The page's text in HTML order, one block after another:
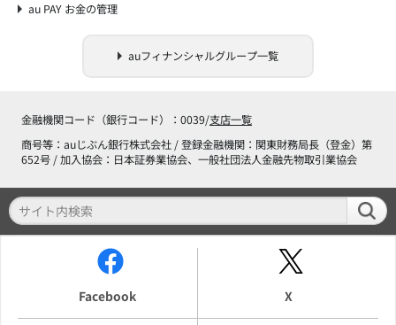
au PAY お金の管理
auフィナンシャルグループ一覧
金融機関コード（銀行コード）：0039/支店一覧
商号等：auじぶん銀行株式会社 / 登録金融機関：関東財務局長（登金）第
652号 / 加入協会：日本証券業協会、一般社団法人金融先物取引業協会
Facebook X